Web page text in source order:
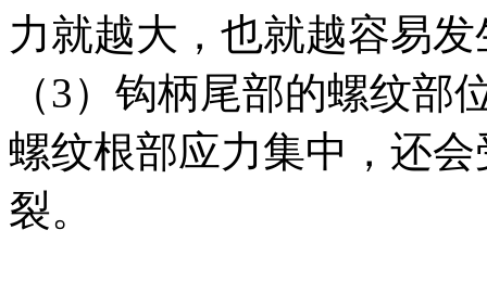
力就越大，也就越容易
（3）钩柄尾部的螺纹部
螺纹根部应力集中，还
裂。